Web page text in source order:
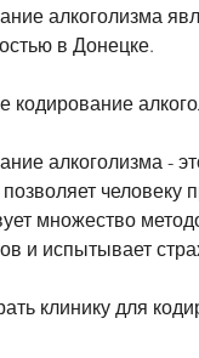
алкоголизма
в Донецке.
кодирование
алкоголизма -
человеку
множество
и испытывает
клинику для